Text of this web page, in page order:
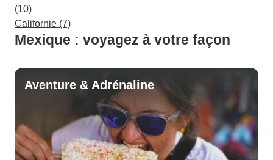
(10)
Californie (7)
Mexique : voyagez à votre façon
Aventure & Adrénaline